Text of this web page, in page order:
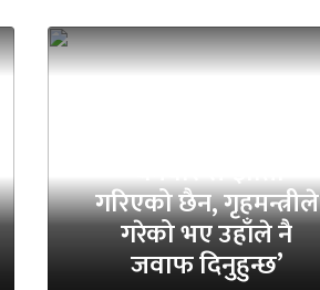
‘धर्मबारे सम्झौता
गरिएको छैन, गृहमन्त्रीले
गरेको भए उहाँले नै
जवाफ दिनुहुन्छ’